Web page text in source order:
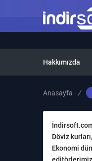
Hakkımızda
Anasayfa /
Döviz
Ekonomi